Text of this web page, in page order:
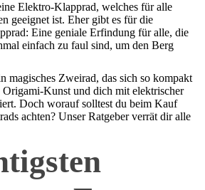
Elektro-Klapprad, welches für alle
geeignet ist. Eher gibt es für die
Eine geniale Erfindung für alle, die
einfach zu faul sind, um den Berg
magisches Zweirad, das sich so kompakt
Origami-Kunst und dich mit elektrischer
Doch worauf solltest du beim Kauf
achten? Unser Ratgeber verrät dir alle